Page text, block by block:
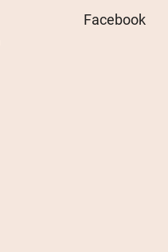
Facebook